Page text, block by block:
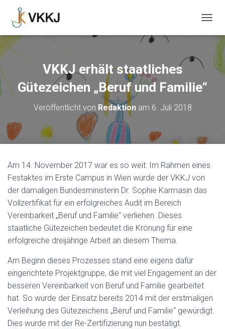
A
T
S
A
VKKJ erhält staatliches
Gütezeichen „Beruf und Familie“
Veröffentlicht von Redaktionam 6. Juli 2018
Am 14. November 2017 war es so weit: Im Rahmen eines
Festaktes im Erste Campus in Wien wurde der VKKJ von
der damaligen Bundesministerin Dr. Sophie Karmasin das
Vollzertifikat für ein erfolgreiches Audit im Bereich
Vereinbarkeit „Beruf und Familie“ verliehen. Dieses
staatliche Gütezeichen bedeutet die Krönung für eine
erfolgreiche dreijährige Arbeit an diesem Thema.
Am Beginn dieses Prozesses stand eine eigens dafür
eingerichtete Projektgruppe, die mit viel Engagement an der
besseren Vereinbarkeit von Beruf und Familie gearbeitet
hat. So wurde der Einsatz bereits 2014 mit der erstmaligen
Verleihung des Gütezeichens „Beruf und Familie“ gewürdigt.
Dies wurde mit der Re-Zertifizierung nun bestätigt.